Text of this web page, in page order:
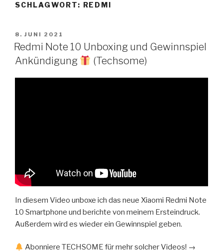
SCHLAGWORT: REDMI
VERÖFFENTLICHT
AM
8. JUNI 2021
Redmi Note 10 Unboxing und Gewinnspiel
Ankündigung
(Techsome)
In diesem Video unboxe ich das neue Xiaomi Redmi Note
10 Smartphone und berichte von meinem Ersteindruck.
Außerdem wird es wieder ein Gewinnspiel geben.
Abonniere TECHSOME für mehr solcher Videos! →